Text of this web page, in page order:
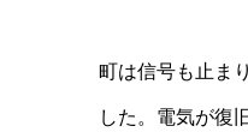
町は信号も止ま
した。電気が復